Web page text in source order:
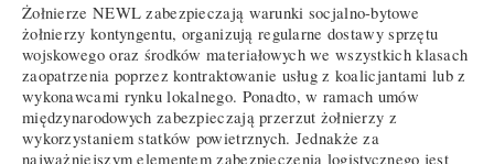
Żołnierze NEWL zabezpieczają warunki socjalno-bytowe
żołnierzy kontyngentu, organizują regularne dostawy sprzętu
wojskowego oraz środków materiałowych we wszystkich klasach
zaopatrzenia poprzez kontraktowanie usług z koalicjantami lub z
wykonawcami rynku lokalnego. Ponadto, w ramach umów
międzynarodowych zabezpieczają przerzut żołnierzy z
wykorzystaniem statków powietrznych. Jednakże za
najważniejszym elementem zabezpieczenia logistycznego jest